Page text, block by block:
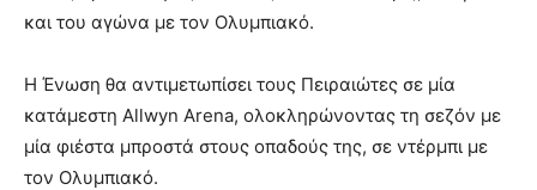
και του αγώνα με τον Ολυμπιακό.
Η Ένωση θα αντιμετωπίσει τους Πειραιώτες σε μία
κατάμεστη Allwyn Arena, ολοκληρώνοντας τη σεζόν με
μία φιέστα μπροστά στους οπαδούς της, σε ντέρμπι με
τον Ολυμπιακό.